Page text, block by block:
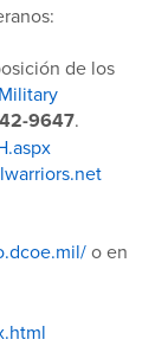
de los
Military
9647.
o en